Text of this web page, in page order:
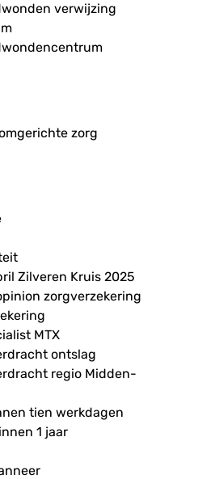
verwijzing
zorg
Zilveren Kruis 2025
zorgverzekering
MTX
ontslag
regio Midden-
tien werkdagen
1 jaar